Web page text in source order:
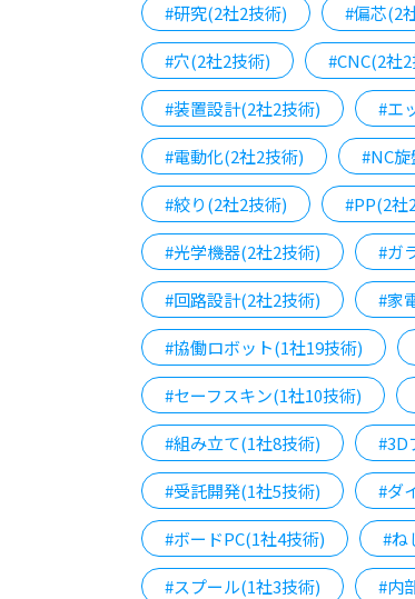
#研究(2社2技術) #偏芯(2
#穴(2社2技術) #CNC(2社
#装置設計(2社2技術) #エ
#電動化(2社2技術) #NC
#絞り(2社2技術) #PP(2社
#光学機器(2社2技術) #ガ
#回路設計(2社2技術) #家
#協働ロボット(1社19技術)
#セーフスキン(1社10技術)
#組み立て(1社8技術) #3D
#受託開発(1社5技術) #ダ
#ボードPC(1社4技術) #ね
#スプール(1社3技術) #内